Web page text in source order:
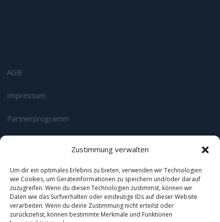
Zustimmung verwalten
Um dir ein optimales Erlebnis zu bieten, verwenden wir Technologien
wie Cookies, um Geräteinformationen zu speichern und/oder darauf
zuzugreifen. Wenn du diesen Technologien zustimmst, können wir
Daten wie das Surfverhalten oder eindeutige IDs auf dieser Website
verarbeiten. Wenn du deine Zustimmung nicht erteilst oder
zurückziehst, können bestimmte Merkmale und Funktionen
AGB
Impressum
Partnerprogramm
Wir sind zertifizierter Google Premium & Microsoft
Advertising Select Channel Partner: